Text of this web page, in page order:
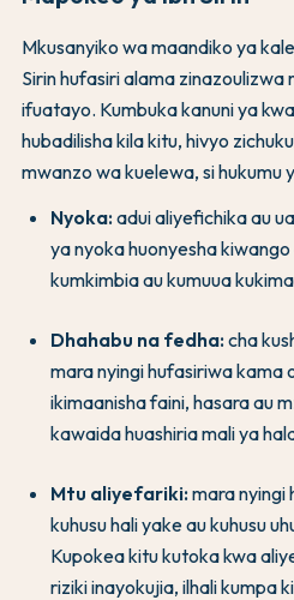
Mkusanyiko wa maandiko ya
Sirin hufasiri alama zinazoulizwa
ifuatayo. Kumbuka kanuni ya
hubadilisha kila kitu, hivyo
mwanzo wa kuelewa, si hukumu
Nyoka:adui aliyefichika au
ya nyoka huonyesha
kumkimbia au kumuua
Dhahabu na fedha:cha
mara nyingi hufasiriwa kama
ikimaanisha faini, hasara au
kawaida huashiria mali ya
Mtu aliyefariki:mara nyingi
kuhusu hali yake au kuhusu
Kupokea kitu kutoka kwa
riziki inayokujia, ilhali kumpa